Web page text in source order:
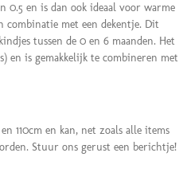
0.5 en is dan ook ideaal voor warme
met een dekentje. Dit
tussen de 0 en 6 maanden. Het
en is gemakkelijk te combineren met
110cm en kan, net zoals alle items
Stuur ons gerust een berichtje!